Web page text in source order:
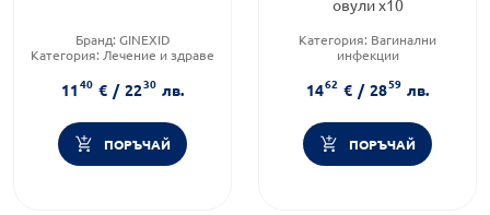
Бранд: GINEXID
Категория: Лечение и здраве
супозитории
1140 € / 2230 лв.
ПОРЪЧАЙ
овули х10
Категория: Вагинални
инфекции
Приложение:вагинално
1462 € / 2859 лв.
ПОРЪЧАЙ